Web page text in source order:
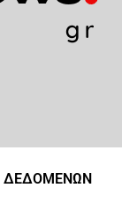
ΔΕΔΟΜΕΝΩΝ